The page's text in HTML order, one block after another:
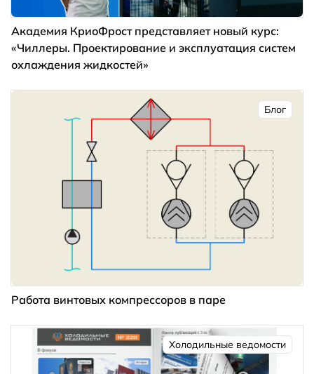
Академия КриоФрост представляет новый курс:
«Чиллеры. Проектирование и эксплуатация систем
охлаждения жидкостей»
Блог
Работа винтовых компрессоров в паре
Холодильные ведомости